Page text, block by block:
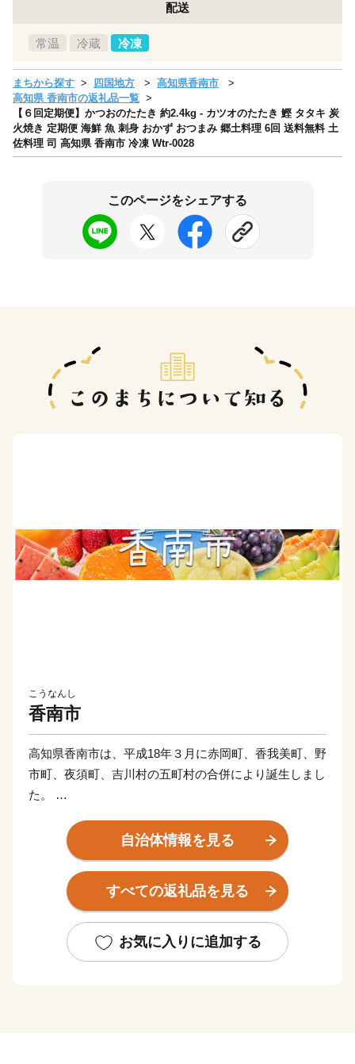
配送
常温 冷蔵 冷凍
まちから探す 四国地方
高知県香南市
高知県 香南市の返礼品一覧
【６回定期便】かつおのたたき 約2.4kg - カツオのたたき 鰹 タタキ 炭
火焼き 定期便 海鮮 魚 刺身 おかず おつまみ 郷土料理 6回 送料無料 土
佐料理 司 高知県 香南市 冷凍 Wtr-0028
このページをシェアする
こうなんし
香南市
高知県香南市は、平成18年３月に赤岡町、香我美町、野
市町、夜須町、吉川村の五町村の合併により誕生しまし
た。
山地部からなり、市内を物部川、香宗川などが流れ、美
しい水と緑に包まれた元気で豊かなまちです。
香南市へのご寄附、誠にありがとうございます！
いたします♪
自治体情報を見る
すべての返礼品を見る
お気に入りに追加する